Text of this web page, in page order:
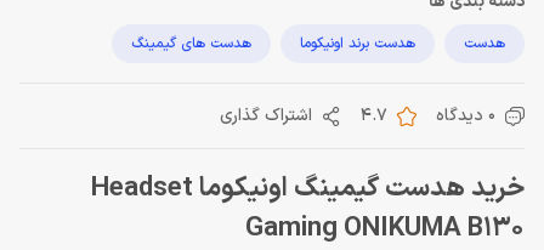
هدست هدست برند اونیکوما هدست های گیمینگ
0 دیدگاه 4.7 اشتراک گذاری
خرید هدست گیمینگ اونیکوما Headset
Gaming ONIKUMA B130